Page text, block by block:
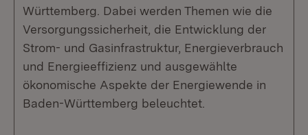
Württemberg. Dabei werden Themen wie die
Versorgungssicherheit, die Entwicklung der
Strom- und Gasinfrastruktur, Energieverbrauch
und Energieeffizienz und ausgewählte
ökonomische Aspekte der Energiewende in
Baden-Württemberg beleuchtet.